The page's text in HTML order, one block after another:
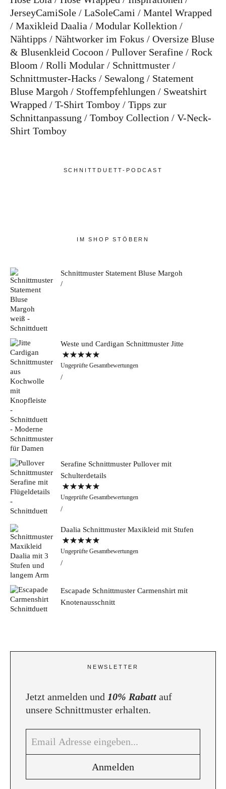
JerseyCamiSole
LaSoleCami
Mantel Wrapped
Maxikleid Daalia
Modular Kollektion
Nähtipps
Nähtworker im Fokus
Oversize Bluse
& Blusenkleid Cocoon
Pullover Serafine
Rock
Bloom
Rolli Modular
Schnittmuster
Schnittmuster-Hacks
Sewalong
Statement
Bluse Margoh
Stoffempfehlungen
Sweatshirt
Wrapped
T-Shirt Tomboy
Tipps zur
Schnittanpassung
Tomboy Collection
V-Neck-
Shirt Tomboy
SCHNITTDUETT-PODCAST
IM SHOP STÖBERN
Schnittmuster Statement Bluse Margoh
Weste und Cardigan Schnittmuster Jitte
Bewertet mit
5.00von 5
Ungeprüfte Gesamtbewertungen
Serafine Schnittmuster Pullover mit
Schulterdetails
Bewertet mit
5.00von 5
Ungeprüfte Gesamtbewertungen
Daalia Schnittmuster Maxikleid mit Stufen
Bewertet mit
5.00von 5
Ungeprüfte Gesamtbewertungen
Escapade Schnittmuster Carmenshirt mit
Knotenausschnitt
NEWSLETTER
Jetzt anmelden und 10% Rabatt auf
unsere Schnittmuster erhalten.